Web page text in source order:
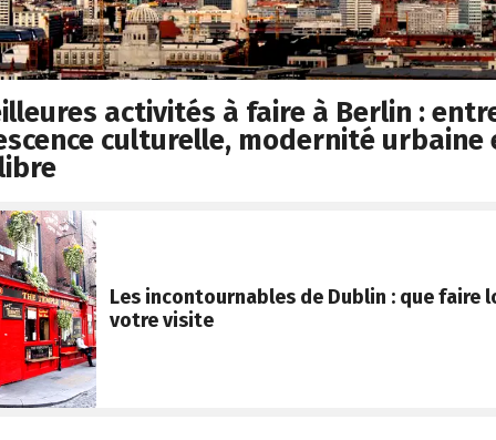
activités à faire à Berlin :
culturelle, modernité urbaine
Les incontournables de Dublin : que faire
votre visite